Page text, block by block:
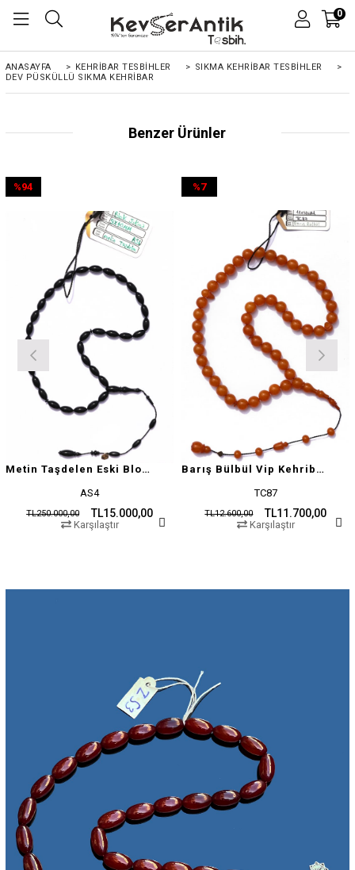
0
ANASAYFA > KEHRIBAR TESBIHLER > SIKMA KEHRİBAR TESBİHLER
>
DEV PÜSKÜLLÜ SIKMA KEHRIBAR
Benzer Ürünler
Metin Taşdelen Eski Blok Sıkma
AS4
TL15.000,00
TL250.000,00
%94
Karşılaştır
Barış Bülbül Vip Kehribar Tesbih
TC87
TL11.700,00
TL12.600,00
%7
Karşılaştır